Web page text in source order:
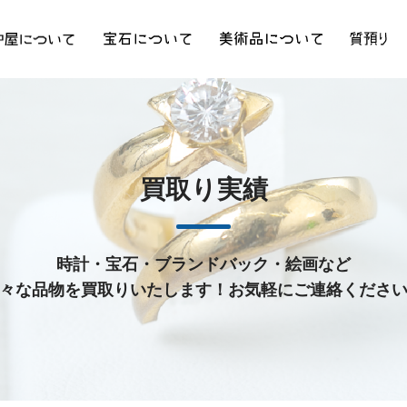
買取り実績
時計・宝石・ブランドバック・絵画など
な品物を買取りいたします！お気軽にご連絡くださ